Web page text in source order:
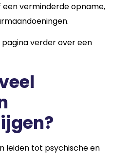
een verminderde opname,
pagina verder over een
leiden tot psychische en